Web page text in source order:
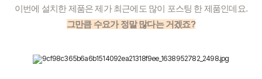
이번에 설치한 제품은 제가 최근에도 많이 포스팅 한 제품인데요.
그만큼 수요가 정말 많다는 거겠죠?